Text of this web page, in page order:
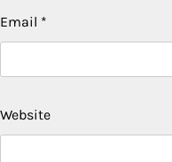
Email *
Website